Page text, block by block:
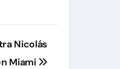
Nicolás
Miami